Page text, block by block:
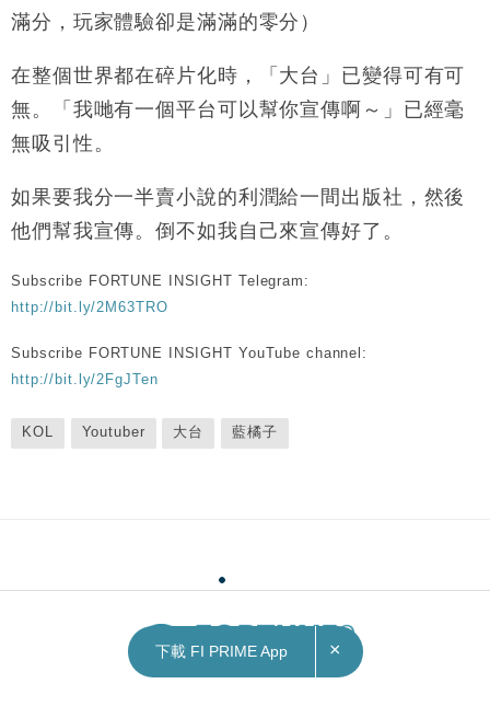
滿分，玩家體驗卻是滿滿的零分）
在整個世界都在碎片化時，「大台」已變得可有可
無。「我哋有一個平台可以幫你宣傳啊～」已經毫
無吸引性。
如果要我分一半賣小說的利潤給一間出版社，然後
他們幫我宣傳。倒不如我自己來宣傳好了。
Subscribe FORTUNE INSIGHT Telegram:
http://bit.ly/2M63TRO
Subscribe FORTUNE INSIGHT YouTube channel:
http://bit.ly/2FgJTen
KOL Youtuber 大台 藍橘子
下載 FI PRIME App ×